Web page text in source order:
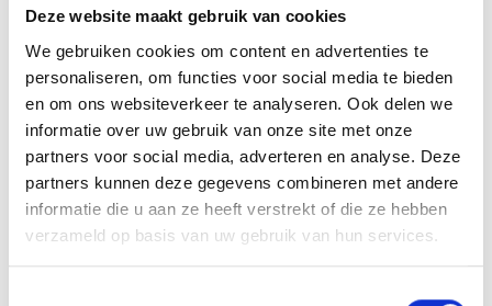
Deze website maakt gebruik van cookies
We gebruiken cookies om content en advertenties te
personaliseren, om functies voor social media te bieden
en om ons websiteverkeer te analyseren. Ook delen we
informatie over uw gebruik van onze site met onze
partners voor social media, adverteren en analyse. Deze
partners kunnen deze gegevens combineren met andere
informatie die u aan ze heeft verstrekt of die ze hebben
verzameld op basis van uw gebruik van hun services.
ieder (sport)toernooi of businessevenement. We kunnen
het beeld aan te brengen. We graveren de tekst
gecentreerd op een aluminium plaatje.
GERELATEERDE PRODUCTEN